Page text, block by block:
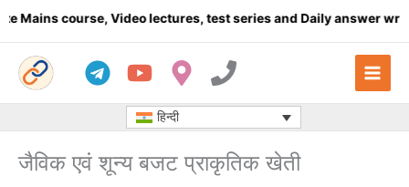
Video lectures, test series and Daily answer writing-
हिन्दी
जैविक एवं शून्य बजट प्राकृतिक खेती